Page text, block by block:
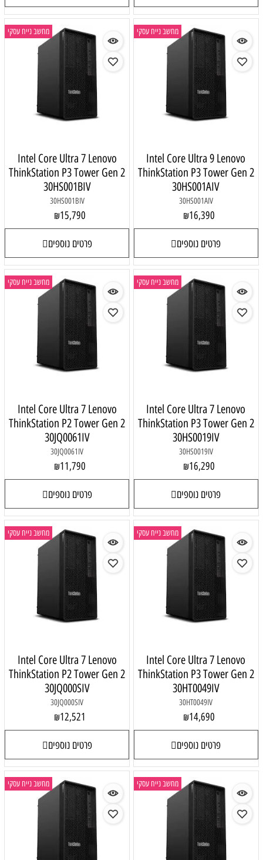
מחשב נייח עסקי
Intel Core Ultra 9 Lenovo
ThinkStation P3 Tower Gen 2
30HS001AIV
30HS001AIV
₪16,390
פרטים נוספים
מחשב נייח עסקי
Intel Core Ultra 7 Lenovo
ThinkStation P3 Tower Gen 2
30HS001BIV
30HS001BIV
₪15,790
פרטים נוספים
מחשב נייח עסקי
Intel Core Ultra 7 Lenovo
ThinkStation P3 Tower Gen 2
30HS0019IV
30HS0019IV
₪16,290
פרטים נוספים
מחשב נייח עסקי
Intel Core Ultra 7 Lenovo
ThinkStation P2 Tower Gen 2
30JQ0061IV
30JQ0061IV
₪11,790
פרטים נוספים
מחשב נייח עסקי
Intel Core Ultra 7 Lenovo
ThinkStation P3 Tower Gen 2
30HT0049IV
30HT0049IV
₪14,690
פרטים נוספים
מחשב נייח עסקי
Intel Core Ultra 7 Lenovo
ThinkStation P2 Tower Gen 2
30JQ000SIV
30JQ000SIV
₪12,521
פרטים נוספים
מחשב נייח עסקי מחשב נייח עסקי